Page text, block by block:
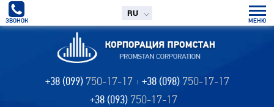
ЗВОНОК
RU
МЕНЮ
+38 (099) 750-17-17 +38 (098) 750-17-17
+38 (093) 750-17-17